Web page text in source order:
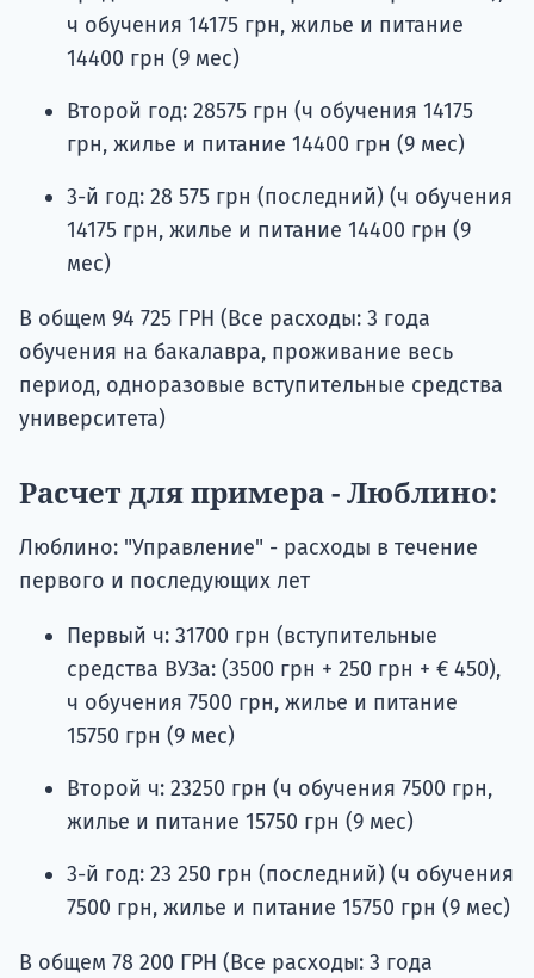
ч обучения 14175 грн, жилье и питание
14400 грн (9 мес)
Второй год: 28575 грн (ч обучения 14175
грн, жилье и питание 14400 грн (9 мес)
3-й год: 28 575 грн (последний) (ч обучения
14175 грн, жилье и питание 14400 грн (9
мес)
В общем 94 725 ГРН (Все расходы: 3 года
обучения на бакалавра, проживание весь
период, одноразовые вступительные средства
университета)
Расчет для примера - Люблино:
Люблино: "Управление" - расходы в течение
первого и последующих лет
Первый ч: 31700 грн (вступительные
средства ВУЗа: (3500 грн + 250 грн + € 450),
ч обучения 7500 грн, жилье и питание
15750 грн (9 мес)
Второй ч: 23250 грн (ч обучения 7500 грн,
жилье и питание 15750 грн (9 мес)
3-й год: 23 250 грн (последний) (ч обучения
7500 грн, жилье и питание 15750 грн (9 мес)
В общем 78 200 ГРН (Все расходы: 3 года